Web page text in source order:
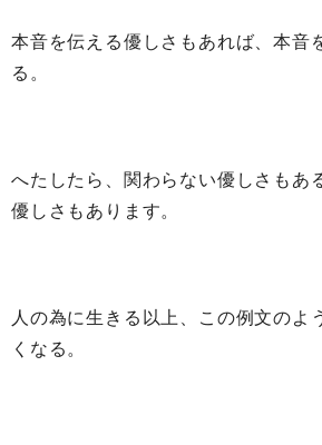
本音を伝える優しさもあれば、本音
る。
へたしたら、関わらない優しさもあ
優しさもあります。
人の為に生きる以上、この例文のよ
くなる。